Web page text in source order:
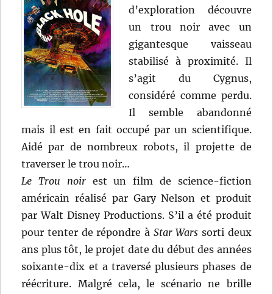
d’exploration découvre
un trou noir avec un
gigantesque vaisseau
stabilisé à proximité. Il
s’agit du Cygnus,
considéré comme perdu.
Il semble abandonné
mais il est en fait occupé par un scientifique.
Aidé par de nombreux robots, il projette de
traverser le trou noir…
Le Trou noirest un film de science-fiction
américain réalisé par Gary Nelson et produit
par Walt Disney Productions. S’il a été produit
pour tenter de répondre à Star Wars sorti deux
ans plus tôt, le projet date du début des années
soixante-dix et a traversé plusieurs phases de
réécriture. Malgré cela, le scénario ne brille